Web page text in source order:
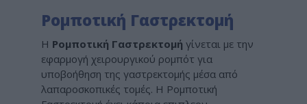
Ρομποτική Γαστρεκτομή
Η Ρομποτική Γαστρεκτομή γίνεται με την
εφαρμογή χειρουργικού ρομπότ για
υποβοήθηση της γαστρεκτομής μέσα από
λαπαροσκοπικές τομές. Η Ρομποτική